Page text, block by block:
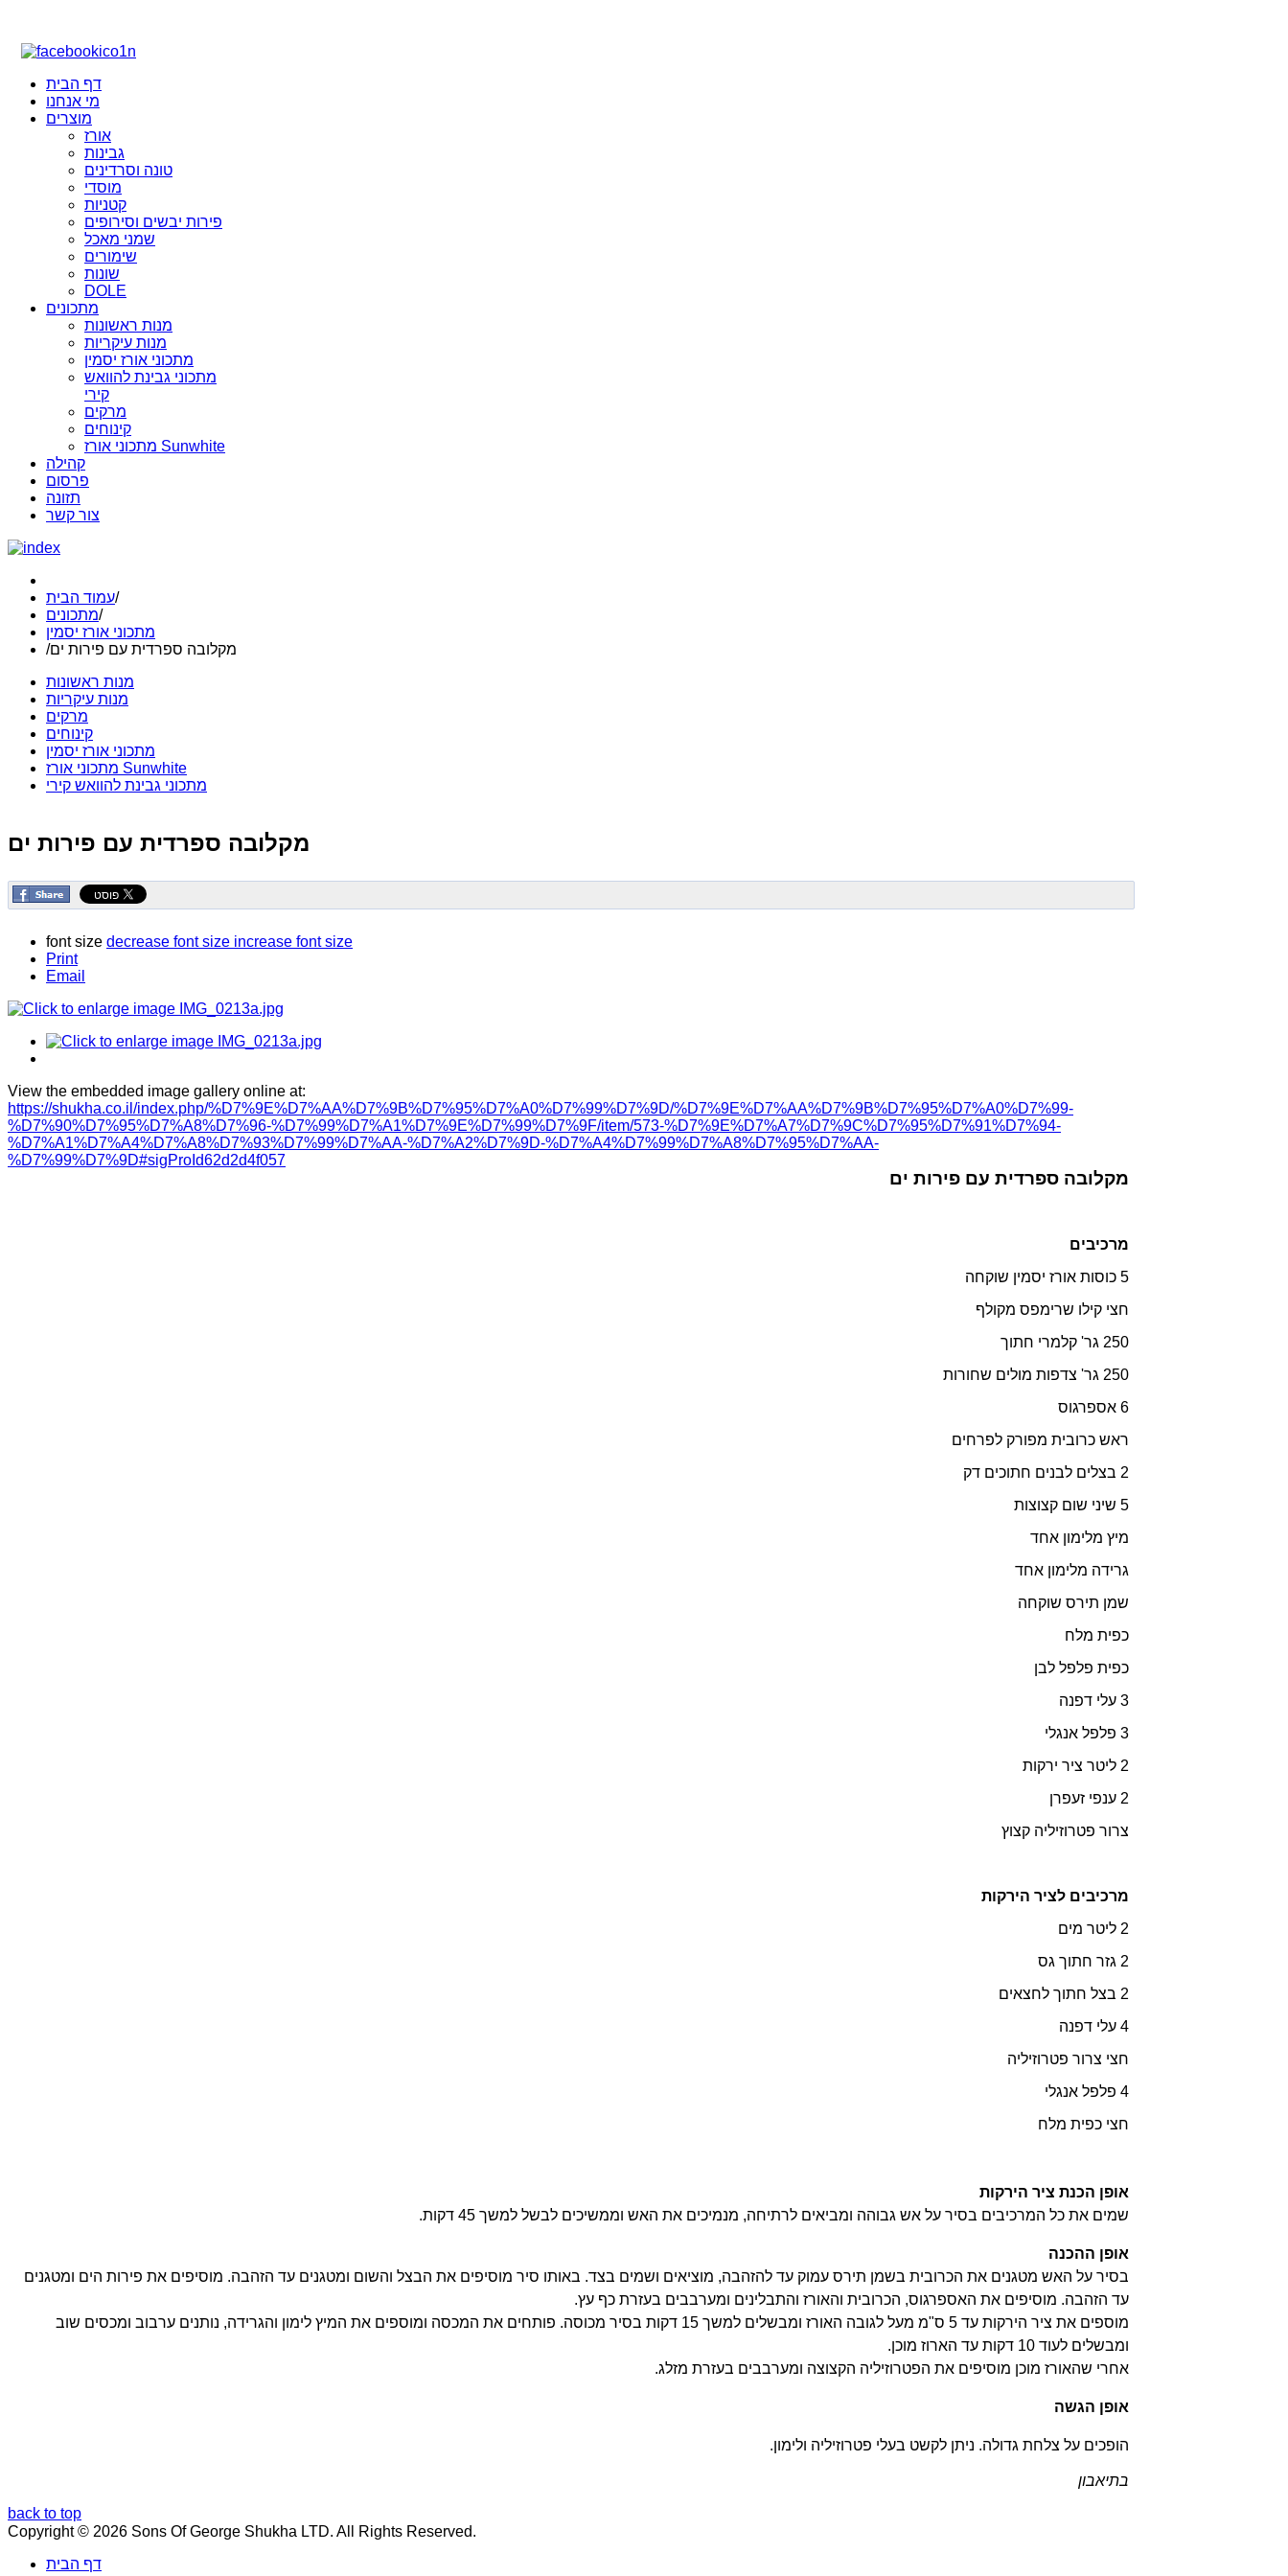
דף הבית
מי אנחנו
מוצרים
אורז
גבינות
טונה וסרדינים
מוסדי
קטניות
פירות יבשים וסירופים
שמני מאכל
שימורים
שונות
DOLE
מתכונים
מנות ראשונות
מנות עיקריות
מתכוני אורז יסמין
מתכוני גבינת להוואש
קירי
מרקים
קינוחים
מתכוני אורז Sunwhite
קהילה
פרסום
תזונה
צור קשר
עמוד הבית/
מתכונים/
מתכוני אורז יסמין
/מקלובה ספרדית עם פירות ים
מנות ראשונות
מנות עיקריות
מרקים
קינוחים
מתכוני אורז יסמין
מתכוני אורז Sunwhite
מתכוני גבינת להוואש קירי
מקלובה ספרדית עם פירות ים
font size decrease font size increase font size
Print
Email
View the embedded image gallery online at:
https://shukha.co.il/index.php/%D7%9E%D7%AA%D7%9B%D7%95%D7%A0%D7%99%D7%9D/%D7%9E%D7%AA%D7%9B%D7%95%D7%A0%D7%99-
%D7%90%D7%95%D7%A8%D7%96-%D7%99%D7%A1%D7%9E%D7%99%D7%9F/item/573-%D7%9E%D7%A7%D7%9C%D7%95%D7%91%D7%94-
%D7%A1%D7%A4%D7%A8%D7%93%D7%99%D7%AA-%D7%A2%D7%9D-%D7%A4%D7%99%D7%A8%D7%95%D7%AA-
%D7%99%D7%9D#sigProId62d2d4f057
מקלובה ספרדית עם פירות ים
מרכיבים
5 כוסות אורז יסמין שוקחה
חצי קילו שרימפס מקולף
250 גר' קלמרי חתוך
250 גר' צדפות מולים שחורות
6 אספרגוס
ראש כרובית מפורק לפרחים
2 בצלים לבנים חתוכים דק
5 שיני שום קצוצות
מיץ מלימון אחד
גרידה מלימון אחד
שמן תירס שוקחה
כפית מלח
כפית פלפל לבן
3 עלי דפנה
3 פלפל אנגלי
2 ליטר ציר ירקות
2 ענפי זעפרן
צרור פטרוזיליה קצוץ
מרכיבים לציר הירקות
2 ליטר מים
2 גזר חתוך גס
2 בצל חתוך לחצאים
4 עלי דפנה
חצי צרור פטרוזיליה
4 פלפל אנגלי
חצי כפית מלח
אופן הכנת ציר הירקות
שמים את כל המרכיבים בסיר על אש גבוהה ומביאים לרתיחה, מנמיכים את האש וממשיכים לבשל למשך 45 דקות.
אופן ההכנה
בסיר על האש מטגנים את הכרובית בשמן תירס עמוק עד להזהבה, מוציאים ושמים בצד. באותו סיר מוסיפים את הבצל והשום ומטגנים עד הזהבה. מוסיפים את פירות הים ומטגנים
עד הזהבה. מוסיפים את האספרגוס, הכרובית והאורז והתבלינים ומערבבים בעזרת כף עץ.
מוספים את ציר הירקות עד 5 ס"מ מעל לגובה האורז ומבשלים למשך 15 דקות בסיר מכוסה. פותחים את המכסה ומוספים את המיץ לימון והגרידה, נותנים ערבוב ומכסים שוב
ומבשלים לעוד 10 דקות עד הארוז מוכן
.
אחרי שהאורז מוכן מוסיפים את הפטרוזיליה הקצוצה ומערבבים בעזרת מזלג.
אופן הגשה
הופכים על צלחת גדולה. ניתן לקשט בעלי פטרוזיליה ולימון.
בתיאבון
back to top
Copyright © 2026 Sons Of George Shukha LTD. All Rights Reserved.
דף הבית